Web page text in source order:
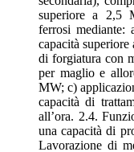
superiore a 2,5
ferrosi mediante:
capacità
di forgiatura con
per maglio e
MW; c)
capacità di
all’ora. 2.4.
una capacità di
Lavorazione di